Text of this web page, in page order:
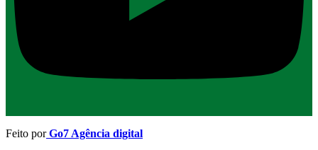
Feito porGo7 Agência digital